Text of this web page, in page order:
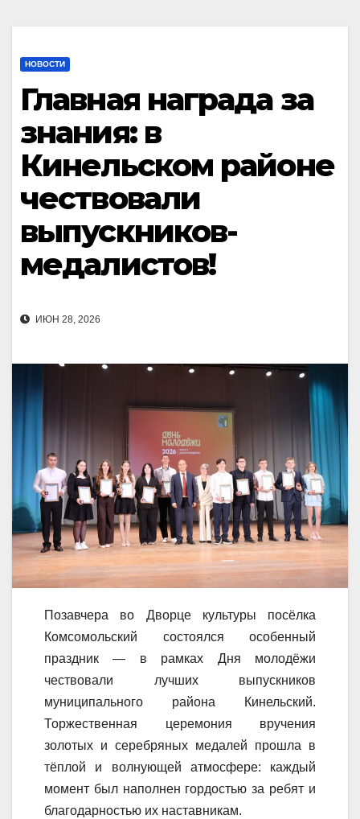
НОВОСТИ
Главная награда за
знания: в
Кинельском районе
чествовали
выпускников-
медалистов!
ИЮН 28, 2026
Позавчера во Дворце культуры посёлка
Комсомольский состоялся особенный
праздник — в рамках Дня молодёжи
чествовали лучших выпускников
муниципального района Кинельский.
Торжественная церемония вручения
золотых и серебряных медалей прошла в
тёплой и волнующей атмосфере: каждый
момент был наполнен гордостью за ребят и
благодарностью их наставникам.